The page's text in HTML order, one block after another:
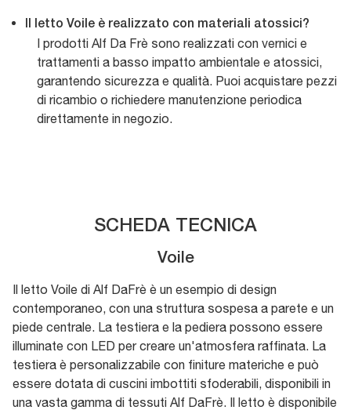
Il letto Voile è realizzato con materiali atossici?
I prodotti Alf Da Frè sono realizzati con vernici e
trattamenti a basso impatto ambientale e atossici,
garantendo sicurezza e qualità. Puoi acquistare pezzi
di ricambio o richiedere manutenzione periodica
direttamente in negozio.
SCHEDA TECNICA
Voile
Il letto Voile di Alf DaFrè è un esempio di design
contemporaneo, con una struttura sospesa a parete e un
piede centrale. La testiera e la pediera possono essere
illuminate con LED per creare un'atmosfera raffinata. La
testiera è personalizzabile con finiture materiche e può
essere dotata di cuscini imbottiti sfoderabili, disponibili in
una vasta gamma di tessuti Alf DaFrè. Il letto è disponibile